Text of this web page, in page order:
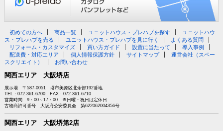
初めての方へ 商品一覧 ユニットハウス・プレハブを探す
ユニットハウ
ス・プレハブを売る
ユニットハウス・プレハブを見に行く
よくある質問
リフォーム・カスタマイズ
買い方ガイド 設置に当たって
導入事例
配送費・対応エリア
個人情報保護方針 サイトマップ
運営会社（スペー
スクリエイト）
お問い合わせ
関西エリア 大阪堺店
展示場 〒587-0051 堺市美原区北余部192番地
TEL：072-361-6700 FAX：072-361-6710
営業時間 9：00～17：00 ※日曜・祝日は定休日
古物商許可番号 大阪府公安委員会 第622062004356号
関西エリア 大阪堺第2店